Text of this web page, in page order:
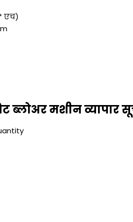
एच)
ब्लोअर मशीन व्यापार